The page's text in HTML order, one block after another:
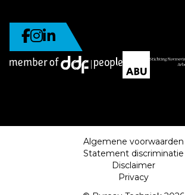
Algemene voorwaarden
Statement discriminatie
Disclaimer
Privacy